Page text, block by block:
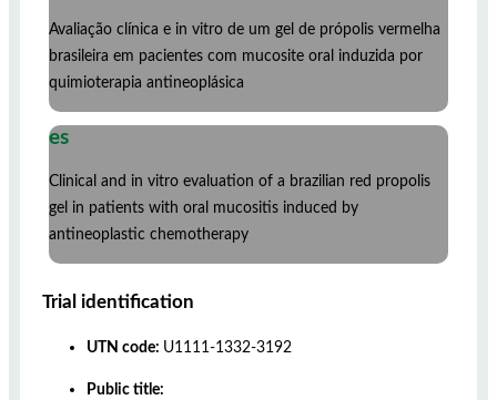
Avaliação clínica e in vitro de um gel de própolis vermelha
brasileira em pacientes com mucosite oral induzida por
quimioterapia antineoplásica
es
Clinical and in vitro evaluation of a brazilian red propolis
gel in patients with oral mucositis induced by
antineoplastic chemotherapy
Trial identification
UTN code: U1111-1332-3192
Public title: